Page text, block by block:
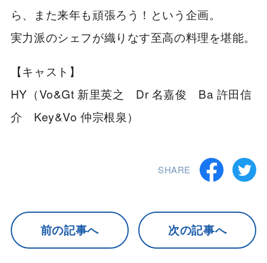
ら、また来年も頑張ろう！という企画。
実力派のシェフが織りなす至高の料理を堪能。
【キャスト】
HY（Vo&Gt 新里英之 Dr 名嘉俊 Ba 許田信
介 Key&Vo 仲宗根泉）
SHARE
前の記事へ 次の記事へ